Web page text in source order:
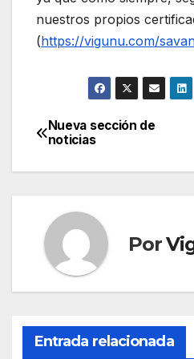
nuestros propios
(https://vigunu.com/
Navegación
de
Nueva sección de
noticias
Por
Entrada relacionada